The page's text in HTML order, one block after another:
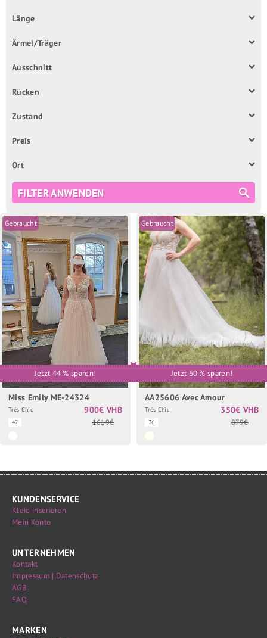
Länge
Ärmel/Träger
Ausschnitt
Rücken
Zustand
Preis
Ort
FILTER ANWENDEN
Gebraucht
Jetzt 44 % sparen!
Miss Emily ME-24324
Trés Chic
42
900€ VHB
1619€
Gebraucht
Jetzt 60 % sparen!
AA25606 Avec Amour
Trés Chic
36
350€ VHB
879€
KUNDENSERVICE
Kleid inserieren
Mein Konto
UNTERNEHMEN
Kontakt
Impressum | Datenschutz
AGB
FAQ
MARKEN